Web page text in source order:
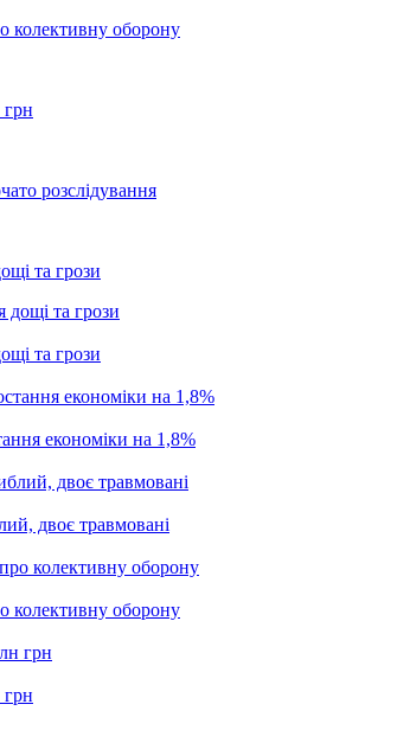
колективну оборону
грн
розслідування
та грози
та грози
економіки на 1,8%
двоє травмовані
колективну оборону
грн